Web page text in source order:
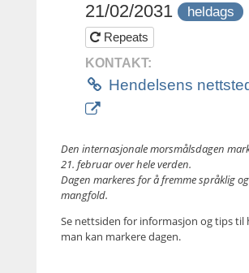
21/02/2031 heldags
Repeats
KONTAKT:
Hendelsens
Den internasjonale morsmålsdagen
21. februar over hele verden.
Dagen markeres for å fremme språklig
mangfold.
Se nettsiden for informasjon og tips til
man kan markere dagen.